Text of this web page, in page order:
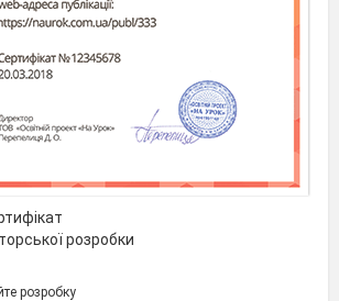
розробки
розробку